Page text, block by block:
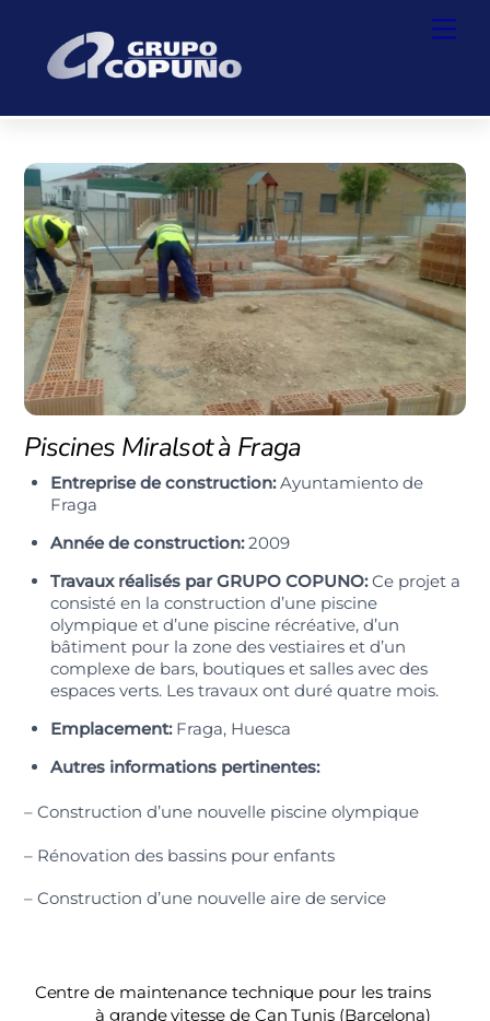
content
Piscines Miralsot à Fraga
Entreprise de construction:Ayuntamiento de
Fraga
Année de construction:2009
Travaux réalisés par GRUPO COPUNO:Ce projet a
consisté en la construction d’une piscine
olympique et d’une piscine récréative, d’un
bâtiment pour la zone des vestiaires et d’un
complexe de bars, boutiques et salles avec des
espaces verts. Les travaux ont duré quatre mois.
Emplacement:Fraga, Huesca
Autres informations pertinentes:
– Construction d’une nouvelle piscine olympique
– Rénovation des bassins pour enfants
– Construction d’une nouvelle aire de service
Centre de maintenance technique pour les trains
à grande vitesse de Can Tunis (Barcelona)